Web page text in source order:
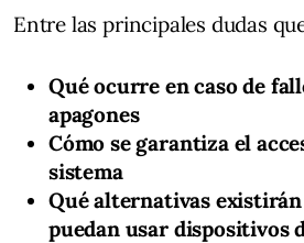
Entre las principales dudas
Qué ocurre en caso de
apagones
Cómo se garantiza el
sistema
Qué alternativas
puedan usar dispositivos